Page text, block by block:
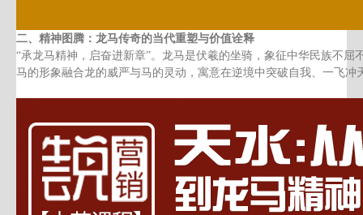
二、 精神图腾：龙马传奇的当代重塑与价值诠释
“承龙马精神，启奋进新章”。 龙马是伏羲的坐骑，象征中华民族不屈
马的形象融合龙的威严与马的灵动，寓意在逆境中突破自我、一飞冲